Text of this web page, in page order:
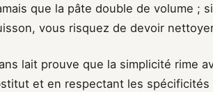
que la pâte double de volume ;
vous risquez de devoir
lait prouve que la simplicité rime
et en respectant les